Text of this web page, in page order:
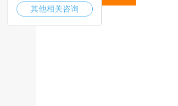
其他相关咨询